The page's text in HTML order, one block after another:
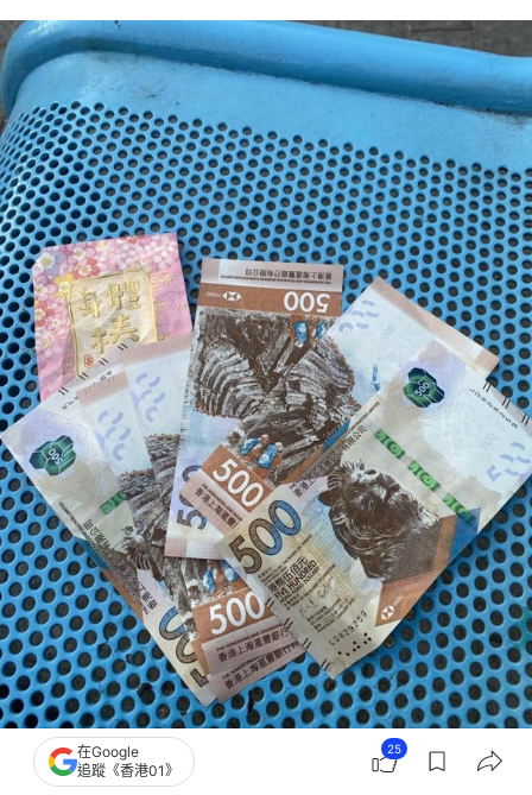
他放到鐵椅上點，有6張500元大鈔。（facebook群組「香港交通及突發事故報料
區」）
在Google
追蹤《香港01》
25